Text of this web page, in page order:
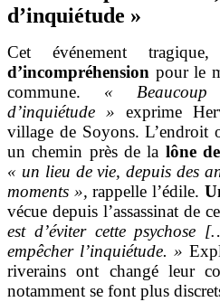
d’inquiétude »
Cet événement
d’incompréhension pour le
commune. « Beaucoup
d’inquiétude » exprime
village de Soyons. L’endroit
un chemin près de la lône
« un lieu de vie, depuis des
moments »,rappelle l’édile.
vécue depuis l’assassinat de
est d’éviter cette
empêcher l’inquiétude. »
riverains ont changé leur
notamment se font plus